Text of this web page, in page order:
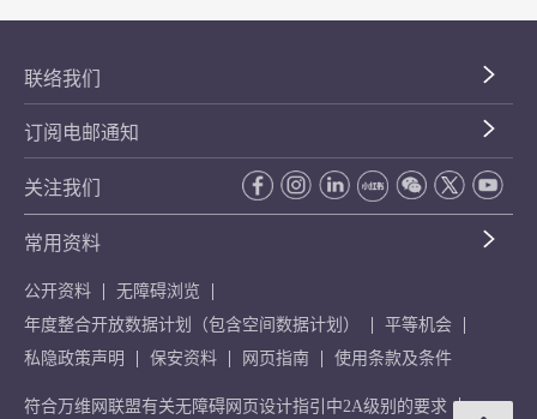
联络我们
订阅电邮通知
关注我们
常用资料
公开资料
无障碍浏览
年度整合开放数据计划（包含空间数据计划）
平等机会
私隐政策声明
保安资料 网页指南 使用条款及条件
符合万维网联盟有关无障碍网页设计指引中2A级别的要求